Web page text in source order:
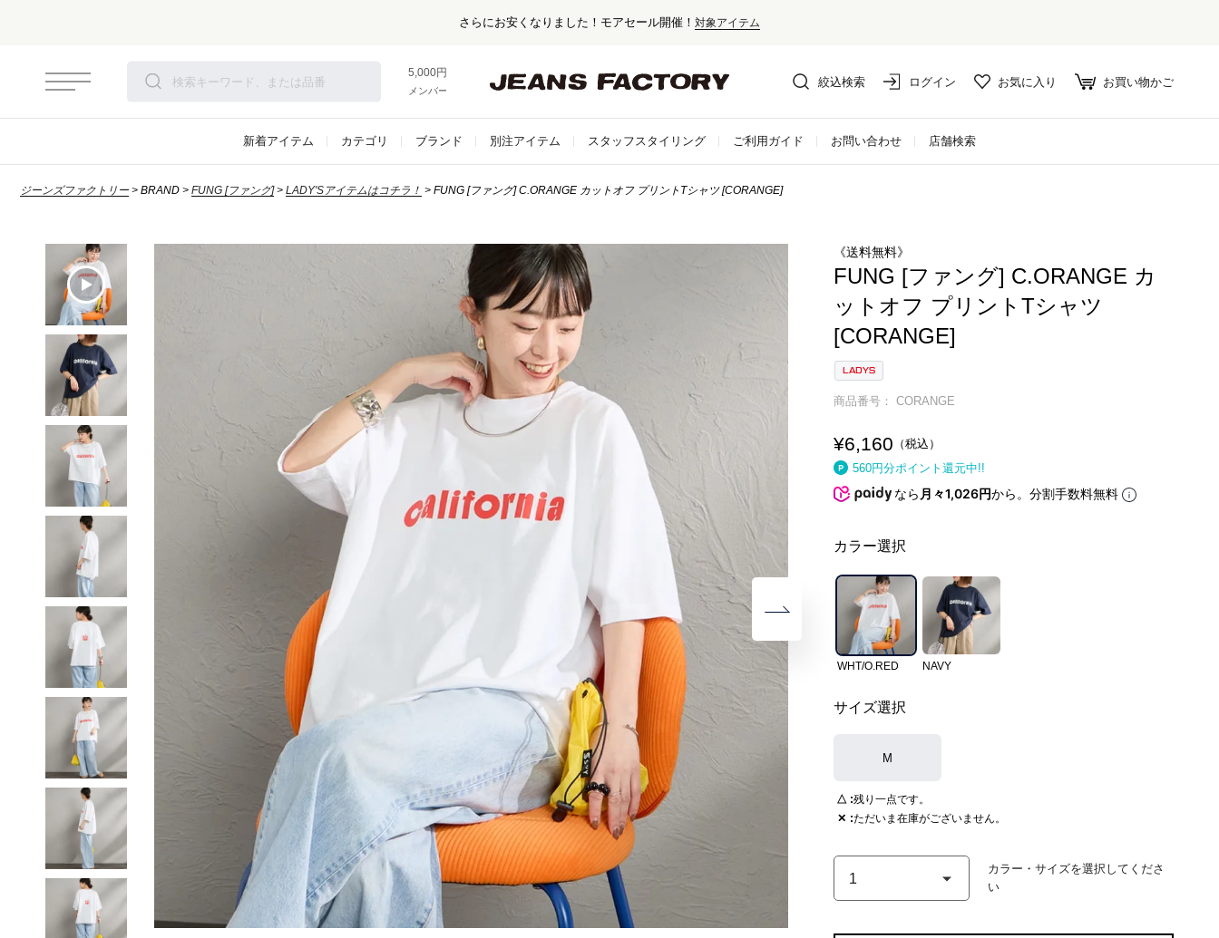
さらにお安くなりました！モアセール開催！ 対象アイテム
5,000円以上お買い上げで送料無料！
メンバー登録でお得な情報をゲット。さらに詳しく
絞込検索 ログイン お気に入り お買い物かご
新着アイテム カテゴリ ブランド 別注アイテム スタッフスタイリング ご利用ガイド お問い合わせ 店舗検索
ジーンズファクトリー BRAND FUNG [ファング] LADY'Sアイテムはコチラ！ FUNG [ファング] C.ORANGE カットオフ プリントTシャツ [CORANGE]
《送料無料》
FUNG [ファング] C.ORANGE カ
ットオフ プリントTシャツ
[CORANGE]
LADYS
商品番号 CORANGE
¥6,160
税込
560円分ポイント還元中!!
なら 月々1,026円から。分割手数料無料
カラー選択
WHT/O.RED NAVY
サイズ選択
M
△ 残り一点です。
✕
ただいま在庫がございません。